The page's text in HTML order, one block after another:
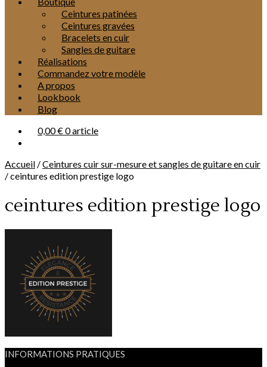
Ceintures patinées
Ceintures gravées
Bracelets en cuir
Sangles de guitare
Réalisations
Commandez votre modèle
A propos
Lookbook
Blog
0,00 €0 article
Accueil /Ceintures cuir sur-mesure et sangles de guitare en cuir
/ceintures edition prestige logo
ceintures edition prestige logo
INFORMATIONS PRATIQUES